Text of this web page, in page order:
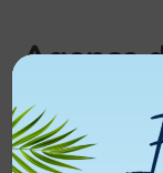
Agence